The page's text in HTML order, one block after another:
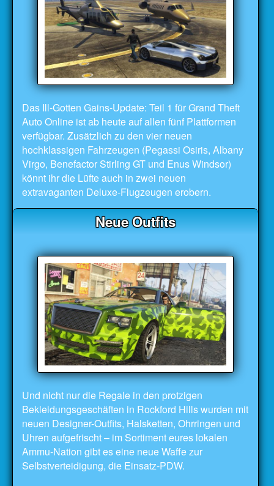
Das Ill-Gotten Gains-Update: Teil 1 für Grand Theft
Auto Online ist ab heute auf allen fünf Plattformen
verfügbar. Zusätzlich zu den vier neuen
hochklassigen Fahrzeugen (Pegassi Osiris, Albany
Virgo, Benefactor Stirling GT und Enus Windsor)
könnt ihr die Lüfte auch in zwei neuen
extravaganten Deluxe-Flugzeugen erobern.
Neue Outfits
Und nicht nur die Regale in den protzigen
Bekleidungsgeschäften in Rockford Hills wurden mit
neuen Designer-Outfits, Halsketten, Ohrringen und
Uhren aufgefrischt – im Sortiment eures lokalen
Ammu-Nation gibt es eine neue Waffe zur
Selbstverteidigung, die Einsatz-PDW.